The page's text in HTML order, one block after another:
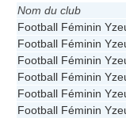
Nom du club
Football Féminin
Football Féminin
Football Féminin
Football Féminin
Football Féminin
Football Féminin